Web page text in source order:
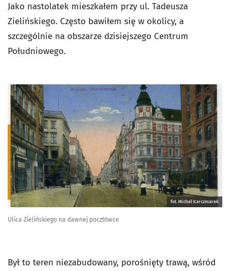
Jako nastolatek mieszkałem przy ul. Tadeusza
Zielińskiego. Często bawiłem się w okolicy, a
szczególnie na obszarze dzisiejszego Centrum
Południowego.
fot. Michał Karczmarek
Ulica Zielińskiego na dawnej pocztówce
Był to teren niezabudowany, porośnięty trawą, wśród